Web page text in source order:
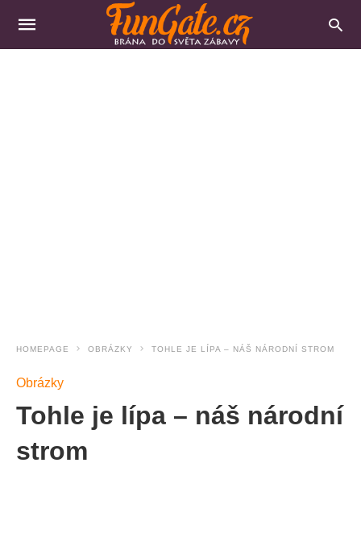
HOMEPAGE OBRÁZKY TOHLE JE LÍPA – NÁŠ NÁRODNÍ STROM
Obrázky
Tohle je lípa – náš národní
strom